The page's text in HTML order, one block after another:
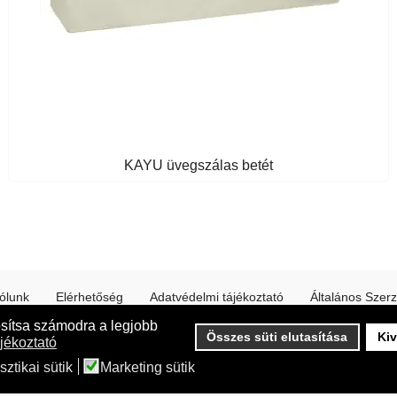
számodra a legjobb
Összes süti elutasítása
sütik Marketing sütik
KAYU üvegszálas betét
Elérhetőség Adatvédelmi tájékoztató Általános
Online fizetés a weboldalunkon a CIB Bank támogatásával